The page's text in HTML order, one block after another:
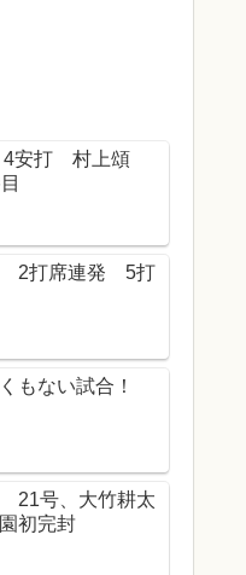
4安打 村上頌
2打席連発 5打
もない試合！
21号、大竹耕太
初完封